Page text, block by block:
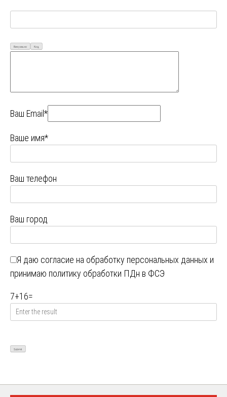
Визуально Код
Ваш Email*
Ваше имя*
Ваш телефон
Ваш город
Я даю согласие на обработку персональных данных и
принимаю политику обработки ПДн в ФСЭ
7+16=